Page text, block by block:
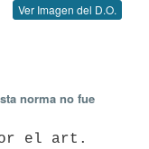
Ver Imagen del D.O.
norma no fue